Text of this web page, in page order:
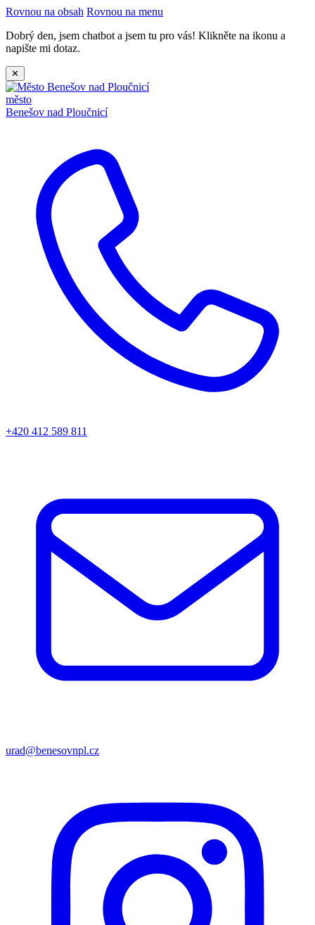
Rovnou na obsah Rovnou na menu
Dobrý den, jsem chatbot a jsem tu pro vás! Klikněte na ikonu a
napište mi dotaz.
✕
město
Benešov nad Ploučnicí
+420 412 589 811
urad@benesovnpl.cz